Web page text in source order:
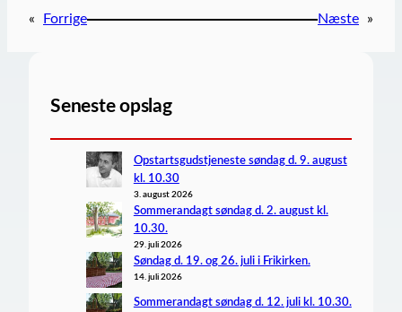
« Forrige Næste »
Seneste opslag
Opstartsgudstjeneste søndag d. 9. august
kl. 10.30
3. august 2026
Sommerandagt søndag d. 2. august kl.
10.30.
29. juli 2026
Søndag d. 19. og 26. juli i Frikirken.
14. juli 2026
Sommerandagt søndag d. 12. juli kl. 10.30.